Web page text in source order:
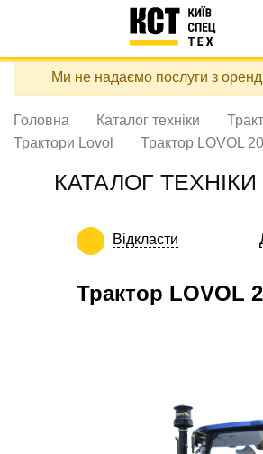
Перейти
вмісту
навигация
КАТАЛОГ ТЕХНІКИ
ДОСТАВКА ТА ОПЛАТА
ПРО НАС
КОНТАКТИ
Контактні телефони:
Ми не надаємо послуги з
Головна Каталог техніки
Трактори Lovol
Трактор LOVOL
КАТАЛОГ ТЕХНІКИ
Відкласти
Трактор LOVOL